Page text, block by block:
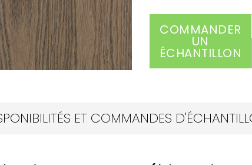
COMMANDER
UN
ÉCHANTILLON
ET COMMANDES